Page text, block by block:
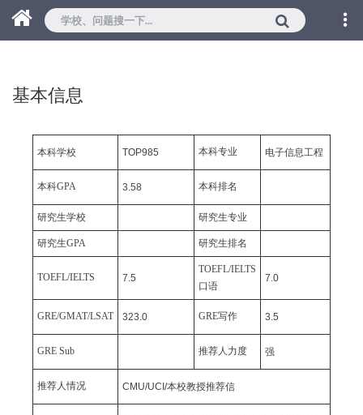
基本信息
本科学校 TOP985 本科专业 电子信息工程
本科GPA 3.58 本科排名
研究生学校 研究生专业
研究生GPA 研究生排名
TOEFL/IELTS 7.5
TOEFL/IELTS
口语
7.0
GRE/GMAT/LSAT 323.0 GRE写作 3.5
GRE Sub 推荐人力度 强
推荐人情况 CMU/UCI/本校教授推荐信